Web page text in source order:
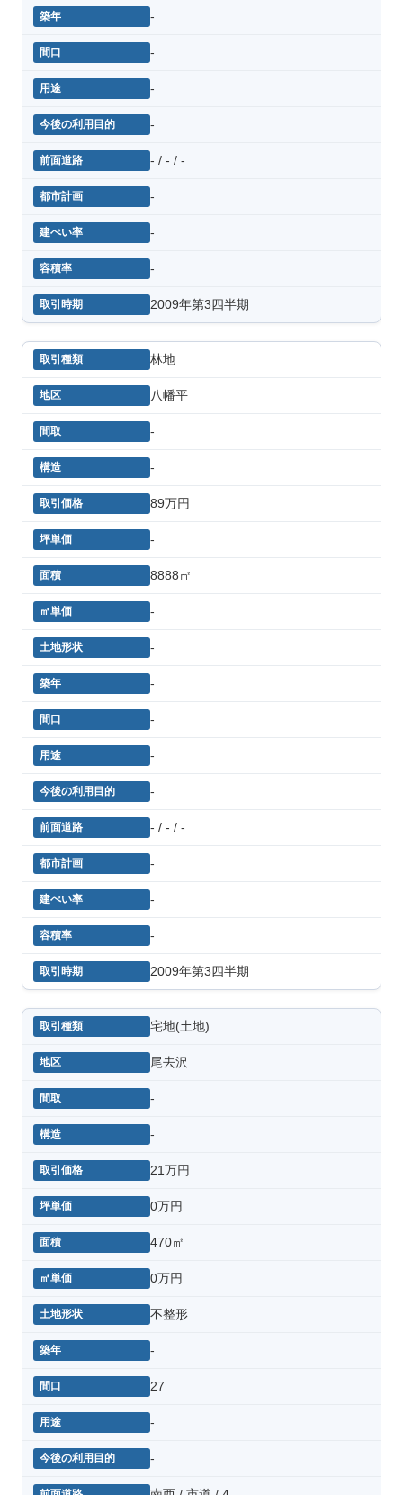
-
-
-
-
- / - / -
-
-
-
2009年第3四半期
林地
八幡平
-
-
89万円
-
8888㎡
-
-
-
-
-
-
- / - / -
-
-
-
2009年第3四半期
宅地(土地)
尾去沢
-
-
21万円
0万円
470㎡
0万円
不整形
-
27
-
-